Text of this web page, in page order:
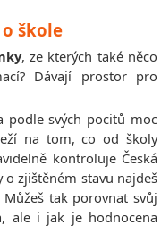
škole
, ze kterých také něco
Dávají prostor pro
svých pocitů moc
na tom, co od školy
kontroluje Česká
o zjištěném stavu najdeš
tak porovnat svůj
ale i jak je hodnocena